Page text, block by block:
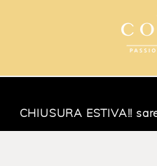
CHIUSURA ESTIVA!!